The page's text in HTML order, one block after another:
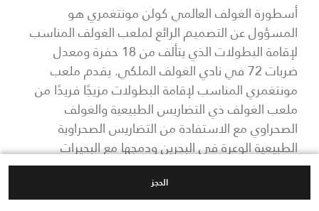
الحجز
أسطورة الغولف العالمي كولن مونتغمري هو
المسؤول عن التصميم الرائع لملعب الغولف المناسب
لإقامة البطولات الذي يتألف من 18 حفرة ومعدل
ضربات 72 في نادي الغولف الملكي. يقدم ملعب
مونتغمري المناسب لإقامة البطولات مزيجًا فريدًا من
ملعب الغولف ذي التضاريس الطبيعية والغولف
الصحراوي مع الاستفادة من التضاريس الصحراوية
الطبيعية الوعرة في البحرين ودمجها مع البحيرات
الصناعية الشاسعة. ويحتفظ الملعب بالطابع الصحراوي
من خلال استخدام المناطق الرملية المفتوحة والنباتات
المحلية.